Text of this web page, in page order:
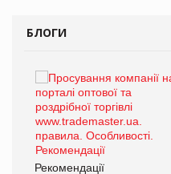
БЛОГИ
Рекомендації